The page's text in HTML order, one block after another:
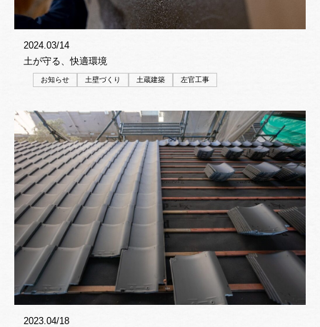
2024.03/14
土が守る、快適環境
お知らせ 土壁づくり 土蔵建築 左官工事
2023.04/18